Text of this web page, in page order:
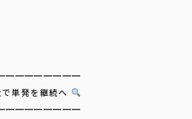
単発を継続へ